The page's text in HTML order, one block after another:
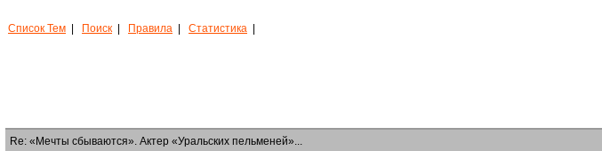
Список Тем Поиск Правила Статистика
Re: «Мечты сбываются». Актер «Уральских пельменей»...